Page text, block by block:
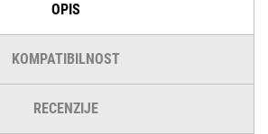
OPIS
KOMPATIBILNOST
RECENZIJE